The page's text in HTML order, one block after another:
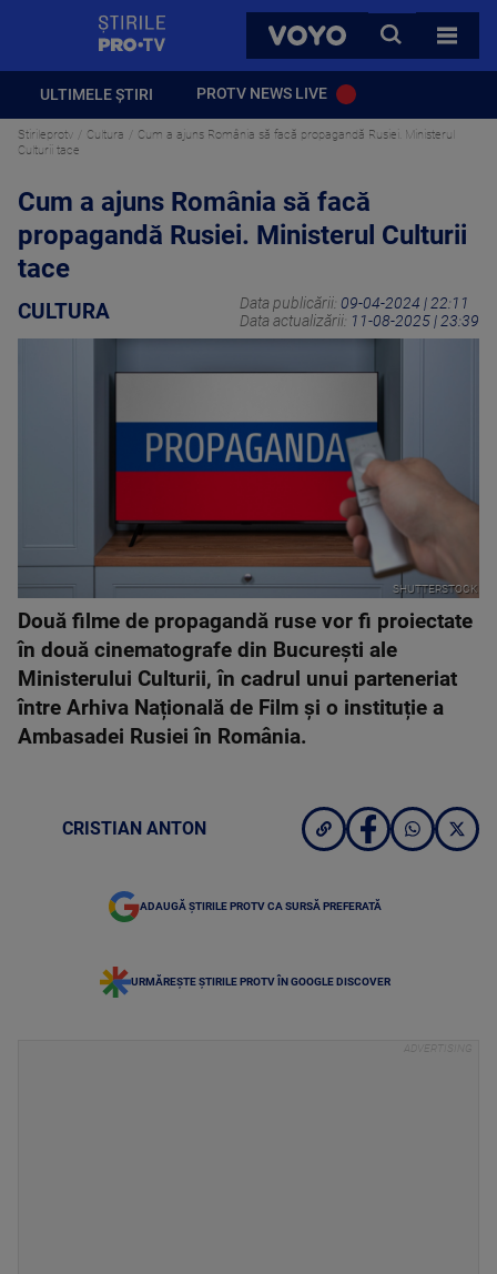
VOYO
CAUTA
TOATE
ULTIMELE ȘTIRI PROTV NEWS LIVE
Stirileprotv Cultura
Cum a ajuns România să facă propagandă Rusiei. Ministerul
Culturii tace
Cum a ajuns România să facă
propagandă Rusiei. Ministerul Culturii
tace
CULTURA Data publicării: 09-04-2024 | 22:11
Data actualizării: 11-08-2025 | 23:39
SHUTTERSTOCK
Două filme de propagandă ruse vor fi proiectate
în două cinematografe din București ale
Ministerului Culturii, în cadrul unui parteneriat
între Arhiva Națională de Film și o instituție a
Ambasadei Rusiei în România.
CRISTIAN ANTON
ADAUGĂ ȘTIRILE PROTV CA SURSĂ PREFERATĂ
URMĂREȘTE ȘTIRILE PROTV ÎN GOOGLE DISCOVER